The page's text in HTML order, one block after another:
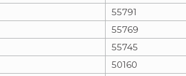
55791
55769
55745
50160